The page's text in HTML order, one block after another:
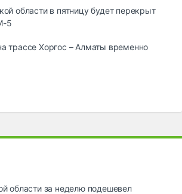
области в пятницу будет перекрыт
5
трассе Хоргос – Алматы временно
области за неделю подешевел